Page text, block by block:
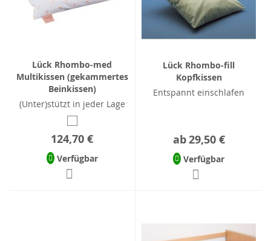
Lück Rhombo-med
Multikissen (gekammertes
Beinkissen)
(Unter)stützt in jeder Lage
124,70 €
Verfügbar
Lück Rhombo-fill
Kopfkissen
Entspannt einschlafen
ab29,50 €
Verfügbar